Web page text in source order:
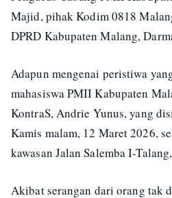
Majid, pihak Kodim 0818
DPRD Kabupaten Malang,
Adapun mengenai peristiwa
mahasiswa PMII Kabupaten
KontraS, Andrie Yunus, yang
Kamis malam, 12 Maret 2026,
kawasan Jalan Salemba I-
Akibat serangan dari orang tak